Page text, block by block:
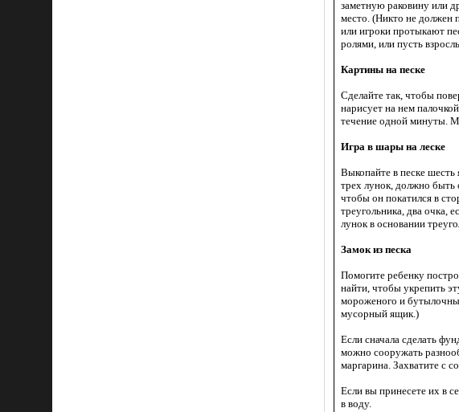
заметную раковину или
место. (Никто не должен
или игроки протыкают
ролями, или пусть
Картины на песке
Сделайте так, чтобы
нарисует на нем
течение одной минуты.
Игра в шары на леске
Выкопайте в песке шесть
трех лунок, должно быть
чтобы он покатился в
треугольника, два очка,
лунок в основании
Замок из песка
Помогите ребенку
найти, чтобы укрепить
мороженого и
мусорный ящик.)
Если сначала сделать
можно сооружать
маргарина. Захватите с
Если вы принесете их в
в воду.